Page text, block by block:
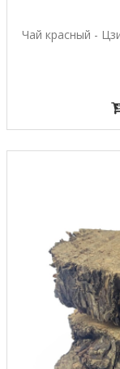
Чай красный -